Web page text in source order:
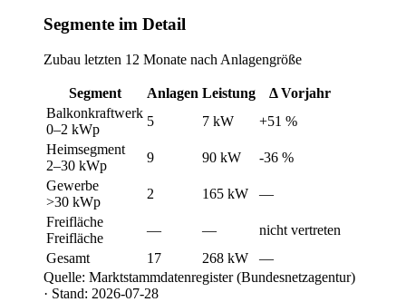
Segmente im Detail
Zubau letzten 12 Monate nach Anlagengröße
Segment Anlagen Leistung
Δ Vorjahr
Balkonkraftwerk
0–2 kWp
5 7 kW
+51 %
Heimsegment
2–30 kWp
9 90 kW
-36 %
Gewerbe
>30 kWp
2 165 kW
—
Freifläche
Freifläche
— —
nicht vertreten
Gesamt
17 268 kW
—
Quelle: Marktstammdatenregister (Bundesnetzagentur)
· Stand: 2026-07-28